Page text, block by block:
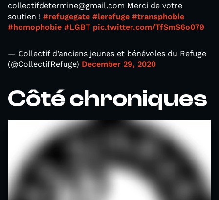
collectifdetermine@gmail.com Merci de votre
soutien ! #refugegate #lerefuge #transphobie
#homophobie #LGBT pic.twitter.com/TfSmS6o079
— Collectif d’anciens jeunes et bénévoles du Refuge
(@CollectifRefuge) December 29, 2020
Côté chroniques